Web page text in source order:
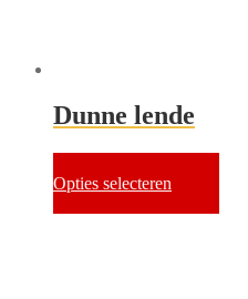
Dunne lende
Opties selecteren